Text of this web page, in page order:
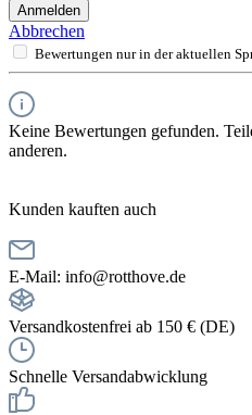
Anmelden
Abbrechen
Bewertungen nur in der aktuellen
Keine Bewertungen gefunden.
anderen.
Kunden kauften auch
E-Mail: info@rotthove.de
Versandkostenfrei ab 150 € (DE)
Schnelle Versandabwicklung